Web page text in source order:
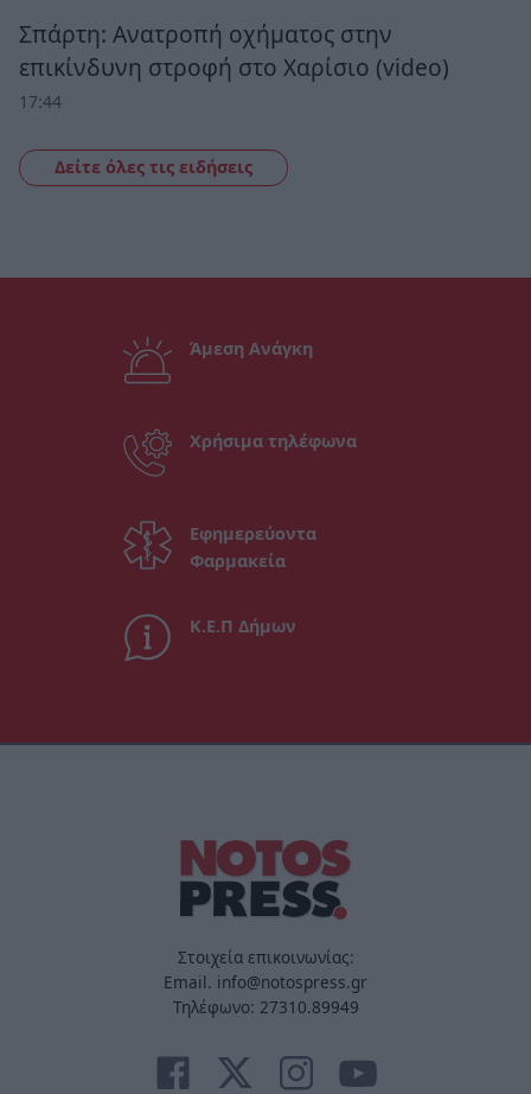
Σπάρτη: Ανατροπή οχήματος στην
επικίνδυνη στροφή στο Χαρίσιο (video)
17:44
Δείτε όλες τις ειδήσεις
Άμεση Ανάγκη
Χρήσιμα τηλέφωνα
Εφημερεύοντα
Φαρμακεία
Κ.Ε.Π Δήμων
Στοιχεία επικοινωνίας:
Email. info@notospress.gr
Τηλέφωνο: 27310.89949